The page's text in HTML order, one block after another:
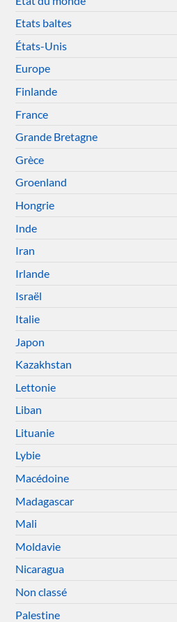
Etats baltes
États-Unis
Europe
Finlande
France
Grande Bretagne
Grèce
Groenland
Hongrie
Inde
Iran
Irlande
Israël
Italie
Japon
Kazakhstan
Lettonie
Liban
Lituanie
Lybie
Macédoine
Madagascar
Mali
Moldavie
Nicaragua
Non classé
Palestine